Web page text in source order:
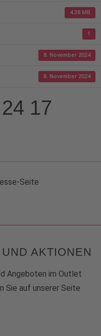
4.38 MB
1
8. November 2024
8. November 2024
17
Seite
AKTIONEN
Angeboten im Outlet
Sie auf unserer Seite